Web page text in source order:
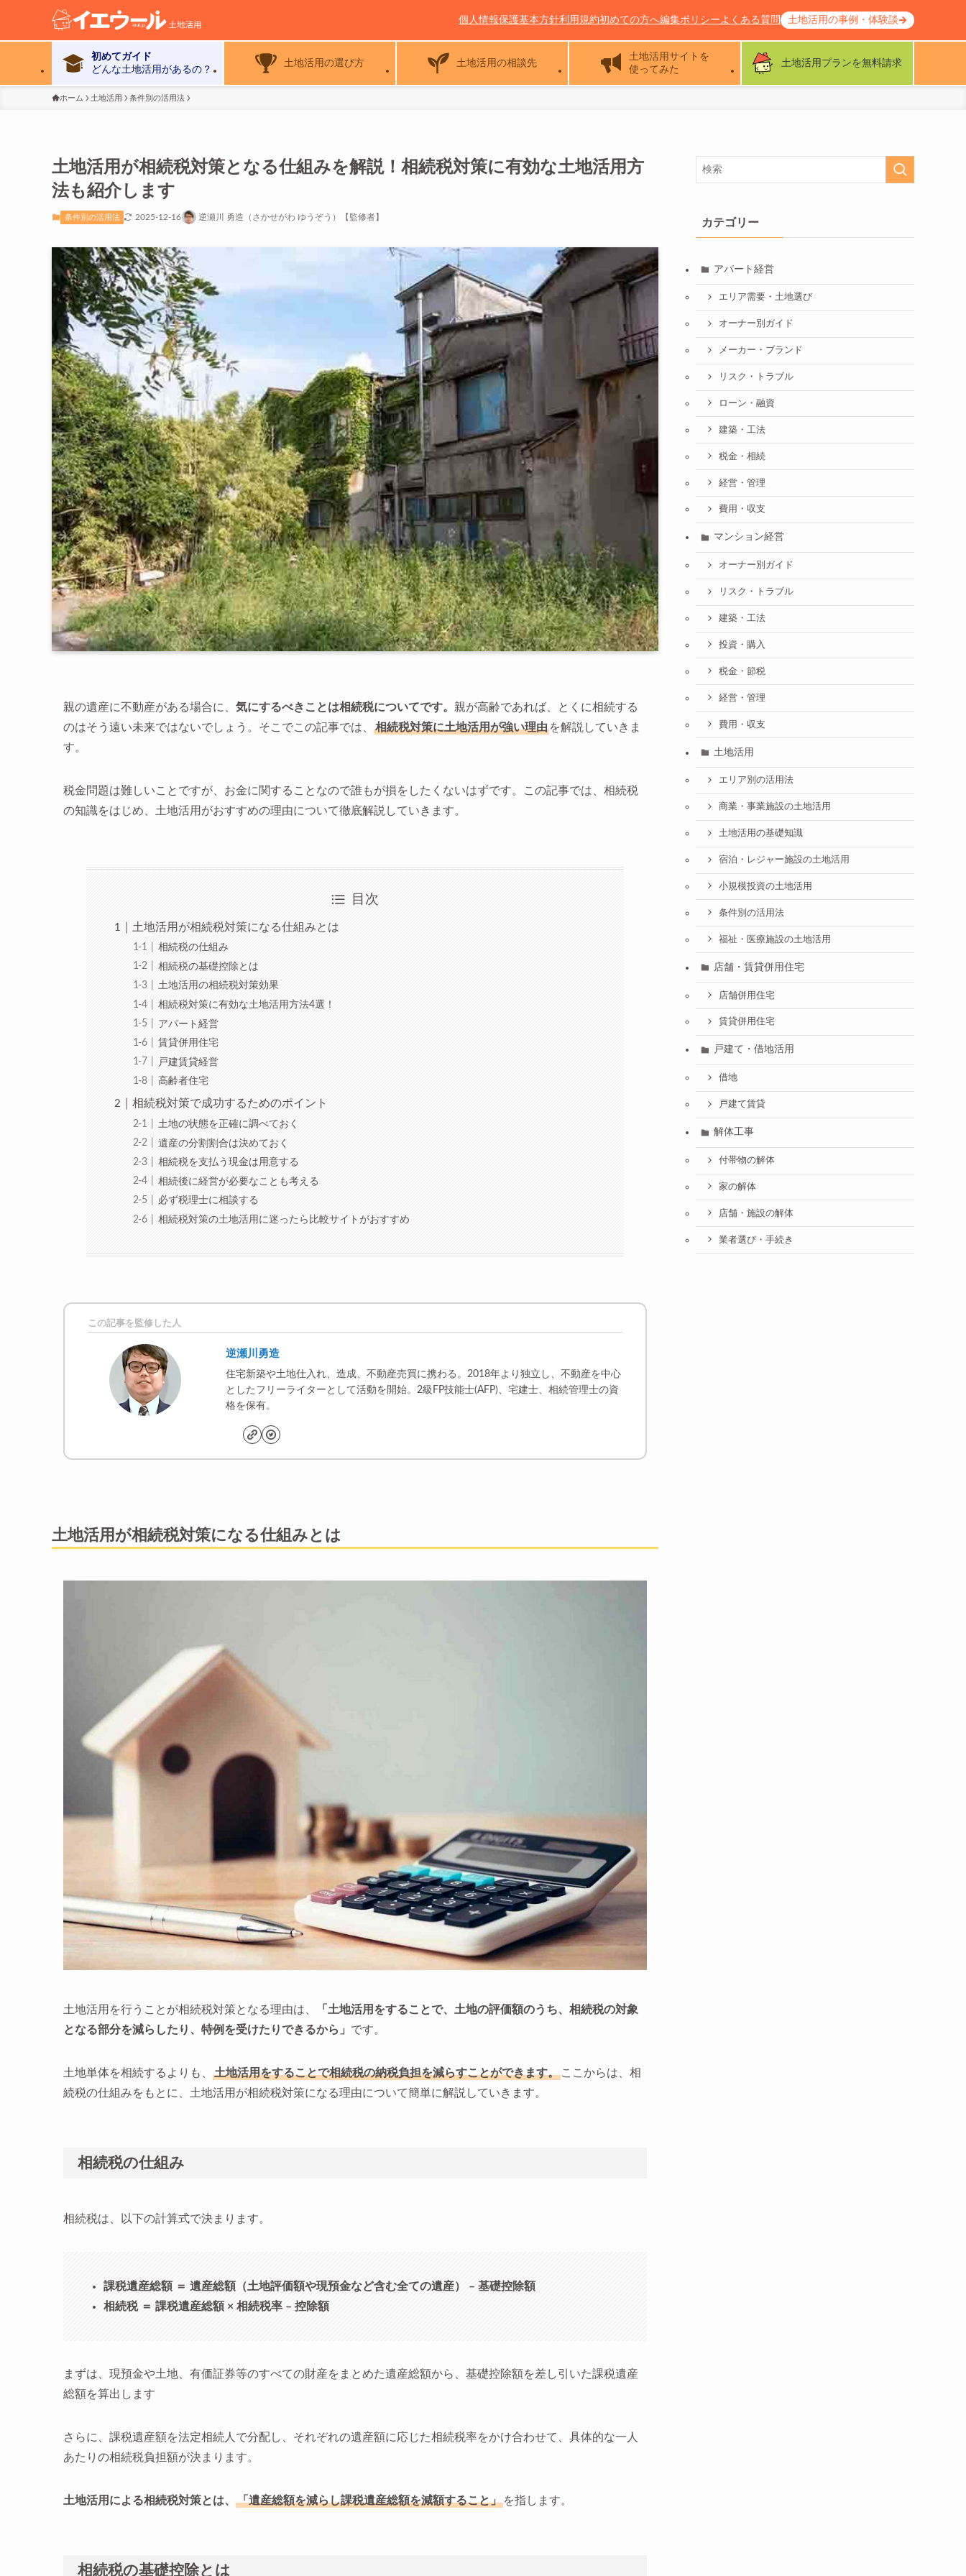
初めてガイド
どんな土地活用があるの？
土地活用の選び方 土地活用の相談先
土地活用サイトを
使ってみた
土地活用プランを無料請求
個人情報保護基本方針利用規約初めての方へ編集ポリシーよくある質問 土地活用の事例・体験談
ホーム 土地活用 条件別の活用法
土地活用が相続税対策となる仕組みを解説！相続税対策に有効な土地活用方
法も紹介します
条件別の活用法 2025-12-16 逆瀬川 勇造（さかせがわ ゆうぞう）【監修者】
親の遺産に不動産がある場合に、 気にするべきことは相続税についてです。 親が高齢であれば、とくに相続する
のはそう遠い未来ではないでしょう。そこでこの記事では、
相続税対策に土地活用が強い理由 を解説していきま
す。
税金問題は難しいことですが、お金に関することなので誰もが損をしたくないはずです。この記事では、相続税
の知識をはじめ、土地活用がおすすめの理由について徹底解説していきます。
目次
土地活用が相続税対策になる仕組みとは
相続税の仕組み
相続税の基礎控除とは
土地活用の相続税対策効果
相続税対策に有効な土地活用方法4選！
アパート経営
賃貸併用住宅
戸建賃貸経営
高齢者住宅
相続税対策で成功するためのポイント
土地の状態を正確に調べておく
遺産の分割割合は決めておく
相続税を支払う現金は用意する
相続後に経営が必要なことも考える
必ず税理士に相談する
相続税対策の土地活用に迷ったら比較サイトがおすすめ
この記事を監修した人
逆瀬川勇造
住宅新築や土地仕入れ、造成、不動産売買に携わる。2018年より独立し、不動産を中心
としたフリーライターとして活動を開始。2級FP技能士(AFP)、宅建士、相続管理士の資
格を保有。
土地活用が相続税対策になる仕組みとは
土地活用を行うことが相続税対策となる理由は、
「土地活用をすることで、土地の評価額のうち、相続税の対象
となる部分を減らしたり、特例を受けたりできるから」 です。
土地単体を相続するよりも、 土地活用をすることで相続税の納税負担を減らすことができます。 ここからは、相
続税の仕組みをもとに、土地活用が相続税対策になる理由について簡単に解説していきます。
相続税の仕組み
相続税は、以下の計算式で決まります。
課税遺産総額 ＝ 遺産総額（土地評価額や現預金など含む全ての遺産） – 基礎控除額
相続税 ＝ 課税遺産総額 × 相続税率 – 控除額
まずは、現預金や土地、有価証券等のすべての財産をまとめた遺産総額から、基礎控除額を差し引いた課税遺産
総額を算出します
さらに、課税遺産額を法定相続人で分配し、それぞれの遺産額に応じた相続税率をかけ合わせて、具体的な一人
あたりの相続税負担額が決まります。
土地活用による相続税対策とは、 「遺産総額を減らし課税遺産総額を減額すること」 を指します。
相続税の基礎控除とは
カテゴリー
アパート経営
エリア需要・土地選び
オーナー別ガイド
メーカー・ブランド
リスク・トラブル
ローン・融資
建築・工法
税金・相続
経営・管理
費用・収支
マンション経営
オーナー別ガイド
リスク・トラブル
建築・工法
投資・購入
税金・節税
経営・管理
費用・収支
土地活用
エリア別の活用法
商業・事業施設の土地活用
土地活用の基礎知識
宿泊・レジャー施設の土地活用
小規模投資の土地活用
条件別の活用法
福祉・医療施設の土地活用
店舗・賃貸併用住宅
店舗併用住宅
賃貸併用住宅
戸建て・借地活用
借地
戸建て賃貸
解体工事
付帯物の解体
家の解体
店舗・施設の解体
業者選び・手続き